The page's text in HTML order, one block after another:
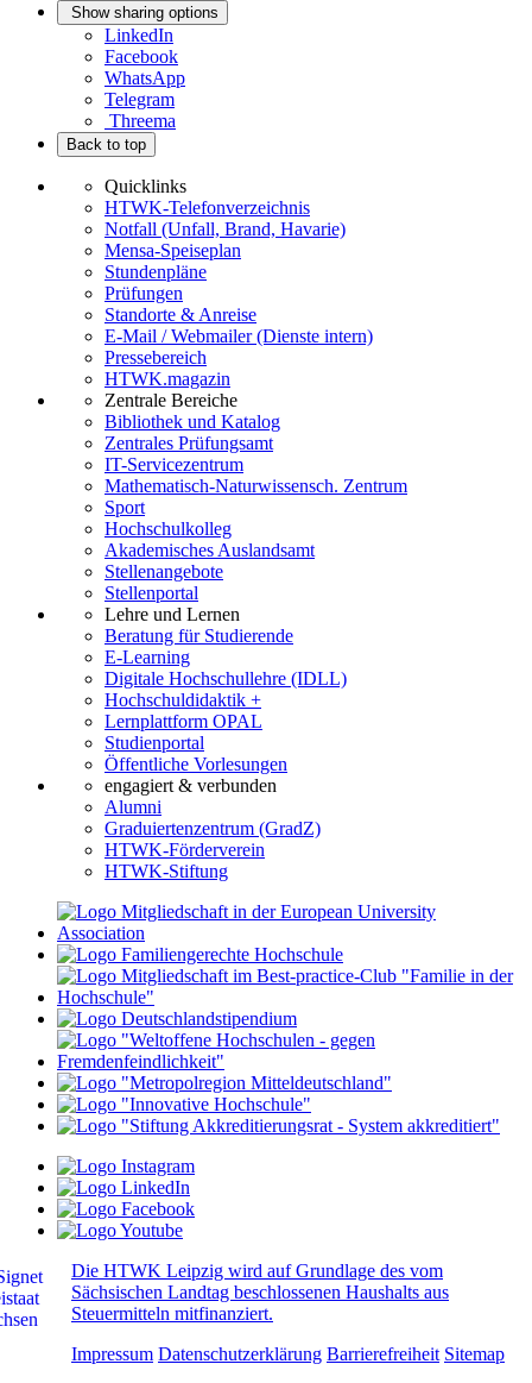
Show sharing options
LinkedIn
Facebook
WhatsApp
Telegram
Threema
Back to top
Quicklinks
HTWK-Telefonverzeichnis
Notfall (Unfall, Brand, Havarie)
Mensa-Speiseplan
Stundenpläne
Prüfungen
Standorte & Anreise
E-Mail / Webmailer (Dienste intern)
Pressebereich
HTWK.magazin
Zentrale Bereiche
Bibliothek und Katalog
Zentrales Prüfungsamt
IT-Servicezentrum
Mathematisch-Naturwissensch. Zentrum
Sport
Hochschulkolleg
Akademisches Auslandsamt
Stellenangebote
Stellenportal
Lehre und Lernen
Beratung für Studierende
E-Learning
Digitale Hochschullehre (IDLL)
Hochschuldidaktik +
Lernplattform OPAL
Studienportal
Öffentliche Vorlesungen
engagiert & verbunden
Alumni
Graduiertenzentrum (GradZ)
HTWK-Förderverein
HTWK-Stiftung
Die HTWK Leipzig wird auf Grundlage des vom
Sächsischen Landtag beschlossenen Haushalts aus
Steuermitteln mitfinanziert.
Impressum Datenschutzerklärung Barrierefreiheit Sitemap